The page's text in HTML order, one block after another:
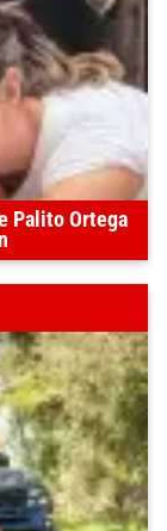
Palito Ortega